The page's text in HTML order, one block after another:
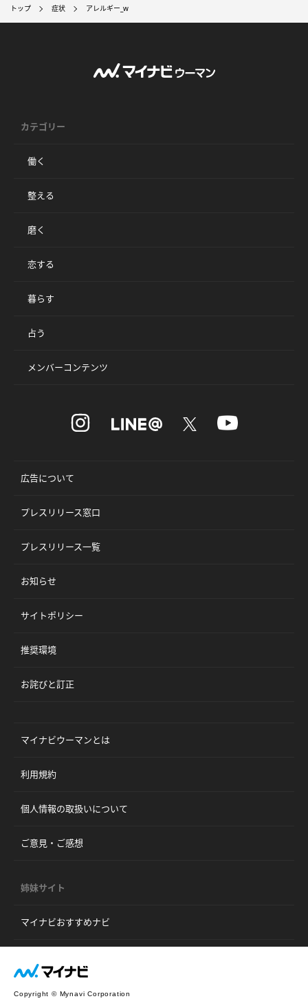
トップ 症状 アレルギー_w
カテゴリー
働く
整える
磨く
恋する
暮らす
占う
メンバーコンテンツ
広告について
プレスリリース窓口
プレスリリース一覧
お知らせ
サイトポリシー
推奨環境
お詫びと訂正
マイナビウーマンとは
利用規約
個人情報の取扱いについて
ご意見・ご感想
姉妹サイト
マイナビおすすめナビ
Copyright © Mynavi Corporation